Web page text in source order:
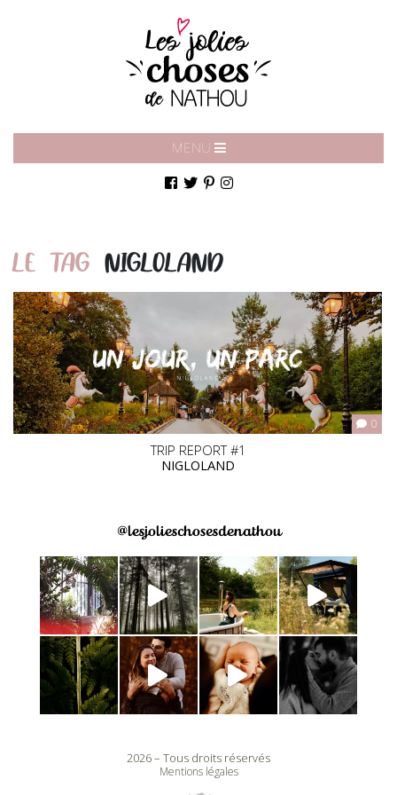
MENU
LE TAGNIGLOLAND
0
TRIP REPORT #1
NIGLOLAND
@lesjolieschosesdenathou
2026 – Tous droits réservés
Mentions légales